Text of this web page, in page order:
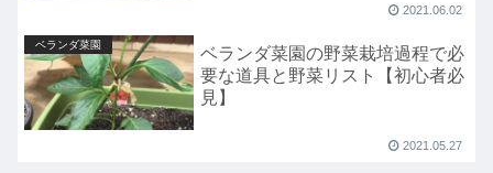
2021.06.02
ベランダ菜園
ベランダ菜園の野菜栽培過程で必
要な道具と野菜リスト【初心者必
見】
2021.05.27